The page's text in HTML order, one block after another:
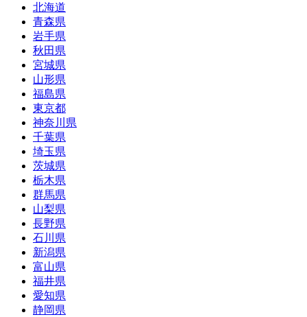
北海道
青森県
岩手県
秋田県
宮城県
山形県
福島県
東京都
神奈川県
千葉県
埼玉県
茨城県
栃木県
群馬県
山梨県
長野県
石川県
新潟県
富山県
福井県
愛知県
静岡県